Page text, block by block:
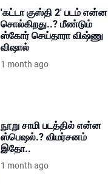
'கட்டா குஸ்தி 2' படம் என்ன
சொல்கிறது..? மீண்டும்
ஸ்கோர் செய்தாரா விஷ்ணு
விஷால்
1 month ago
நூறு சாமி படத்தில் என்ன
ஸ்பெஷல்.? விமர்சனம்
இதோ..
1 month ago